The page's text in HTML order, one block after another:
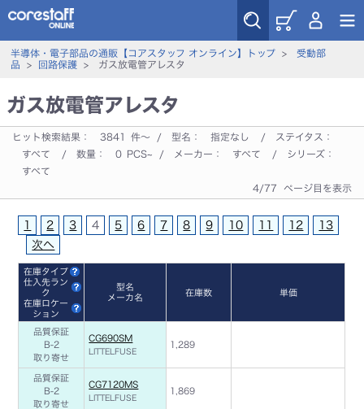
半導体・電子部品の通販【コアスタッフ オンライン】トップ>
受動部
品 > 回路保護> ガス放電管アレスタ
ガス放電管アレスタ
ヒット検索結果： 3841 件～ / 型名： 指定なし
/ ステイタス：
すべて
/ 数量： 0 PCS~ / メーカー： すべて
/ シリーズ：
すべて
4/77 ページ目を表示
1 2 3 4 5 6 7 8 9 10 11 12
13
次へ
在庫タイプ
仕入先ラン
ク
在庫ロケー
ション
型名
メーカ名
在庫数 単価
品質保証
B-2
取り寄せ
CG690SM
LITTELFUSE
1,289
品質保証
B-2
取り寄せ
CG7120MS
LITTELFUSE
1,869